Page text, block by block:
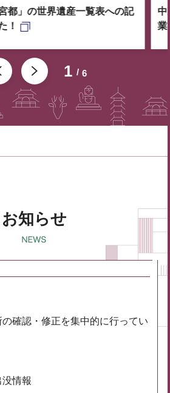
1 6
都」の世界遺産一覧表への記
！
中
業
お知らせ
の確認・修正を集中的に行ってい
情報